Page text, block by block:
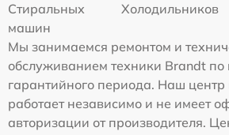
Стиральных
машин
Холодильников
Мы занимаемся ремонтом и
обслуживанием техники Brandt по
гарантийного периода. Наш центр
работает независимо и не имеет
авторизации от производителя.